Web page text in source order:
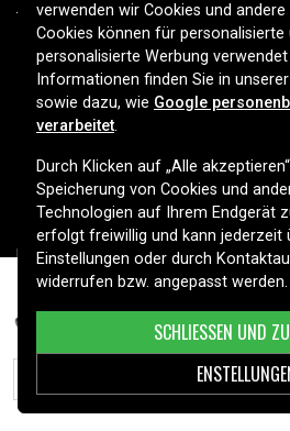
Electrolux PI91-5SGM, ,
IN DEN
Ihr Spezialist für Batterien,
Deutschland. Entdecken Sie
Smartphones, Haushaltsgeräte,
– mit schneller Lieferung und
einkaufen seit
HILFE
INFORMATIONEN
KUNDENSERVICE
verwenden wir Cookies und
Cookies können für personalisierte
personalisierte Werbung
Informationen finden Sie in unserer
sowie dazu, wie Google
verarbeitet.
Durch Klicken auf „Alle
Speicherung von Cookies und
Technologien auf Ihrem Endgerät
erfolgt freiwillig und kann jederzeit
Einstellungen oder durch
widerrufen bzw. angepasst werden.
SCHLIESSEN UND